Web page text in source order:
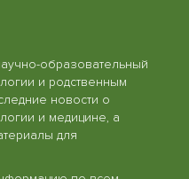
образовательный
и родственным
новости о
и медицине, а
для